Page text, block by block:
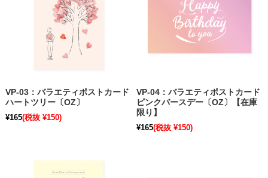
VP-03：バラエティポストカード
ハートツリー〔OZ〕
¥165(税抜 ¥150)
VP-04：バラエティポストカード
ピンクバースデー〔OZ〕【在庫
限り】
¥165(税抜 ¥150)